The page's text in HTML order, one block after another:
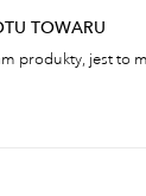
TOWARU
produkty, jest to